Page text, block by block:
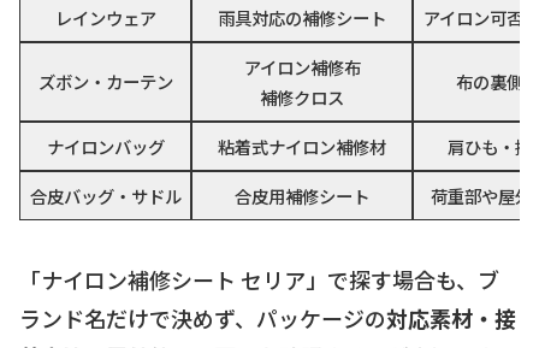
レインウェア 雨具対応の補修シート アイロン可否
ズボン・カーテン
アイロン補修布
補修クロス
布の裏側
ナイロンバッグ 粘着式ナイロン補修材
肩ひも・持
合皮バッグ・サドル
合皮用補修シート 荷重部や屋外
「ナイロン補修シート セリア」で探す場合も、ブ
ランド名だけで決めず、パッケージの対応素材・接